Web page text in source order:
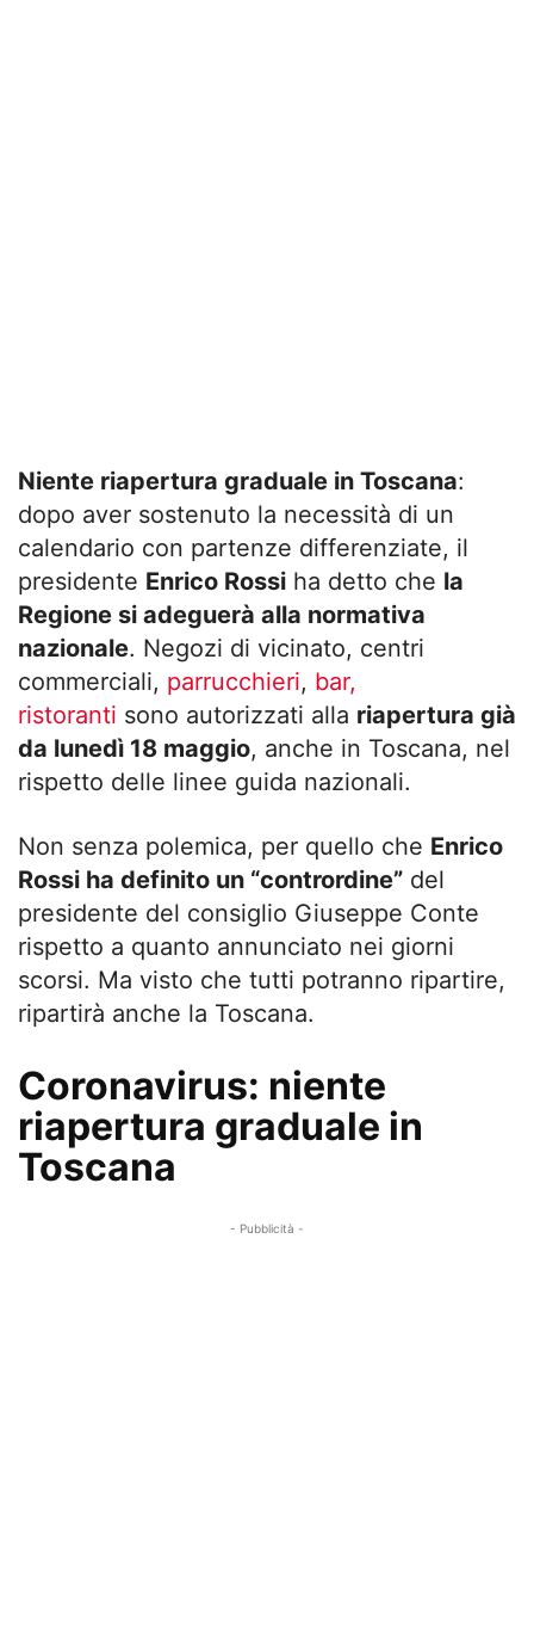
Niente riapertura graduale in Toscana:
dopo aver sostenuto la necessità di un
calendario con partenze differenziate, il
presidente Enrico Rossi ha detto che la
Regione si adeguerà alla normativa
nazionale. Negozi di vicinato, centri
commerciali, parrucchieri, bar,
ristoranti sono autorizzati alla riapertura già
da lunedì 18 maggio, anche in Toscana, nel
rispetto delle linee guida nazionali.
Non senza polemica, per quello che Enrico
Rossi ha definito un “contrordine” del
presidente del consiglio Giuseppe Conte
rispetto a quanto annunciato nei giorni
scorsi. Ma visto che tutti potranno ripartire,
ripartirà anche la Toscana.
Coronavirus: niente
riapertura graduale in
Toscana
- Pubblicità -